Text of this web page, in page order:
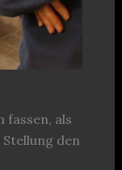
fassen, als
den